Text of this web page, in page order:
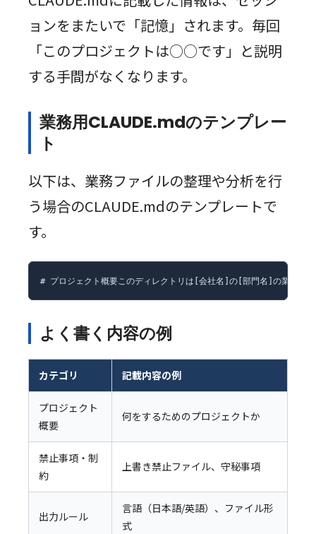
ョンをまたいで「記憶」されます。毎回
「このプロジェクトは○○です」と説明
する手間がなくなります。
業務用CLAUDE.mdのテンプレー
ト
以下は、業務ファイルの整理や分析を行
う場合のCLAUDE.mdのテンプレートで
す。
# プロジェクト概要このディレクトリは[会社名]の[部門名]の業務
よく書く内容の例
カテゴリ 記載内容の例
プロジェクト
概要
何をするためのプロジェクトか
禁止事項・制
約
上書き禁止ファイル、守秘事項
出力ルール
言語（日本語/英語）、ファイル形
式